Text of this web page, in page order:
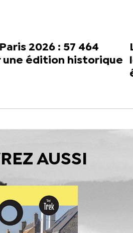
2026 : 57 464
une édition historique
AUSSI